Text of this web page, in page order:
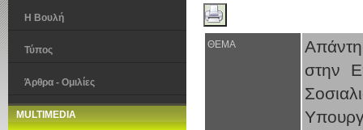
Η Βουλή
Τύπος
Άρθρα - Ομιλίες
MULTIMEDIA
ΘΕΜΑ
στην